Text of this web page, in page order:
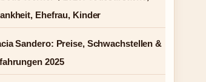
Ehefrau, Kinder
Sandero: Preise, Schwachstellen &
2025